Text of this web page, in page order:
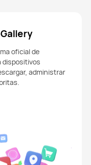
oficial de
dispositivos
administrar